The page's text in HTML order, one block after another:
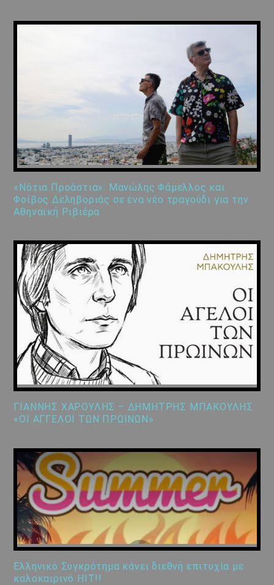
«Νότια Προάστια»: Μανώλης Φάμελλος και
Φοίβος Δεληβοριάς σε ένα νέο τραγούδι για την
Αθηναϊκή Ριβιέρα
ΓΙΑΝΝΗΣ ΧΑΡΟΥΛΗΣ – ΔΗΜΗΤΡΗΣ ΜΠΑΚΟΥΛΗΣ
«ΟΙ ΑΓΓΕΛΟΙ ΤΩΝ ΠΡΩΙΝΩΝ»
Ελληνικό Συγκρότημα κάνει διεθνή επιτυχία με
καλοκαιρινό HIT!!